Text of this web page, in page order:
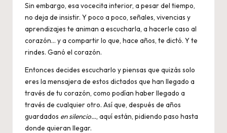
Sin embargo, esa vocecita interior, a pesar del tiempo,
no deja de insistir. Y poco a poco, señales, vivencias y
aprendizajes te animan a escucharla, a hacerle caso al
corazón… y a compartir lo que, hace años, te dictó. Y te
rindes. Ganó el corazón.
Entonces decides escucharlo y piensas que quizás solo
eres la mensajera de estos dictados que han llegado a
través de tu corazón, como podían haber llegado a
través de cualquier otro. Así que, después de años
guardados en silencio…, aquí están, pidiendo paso hasta
donde quieran llegar.